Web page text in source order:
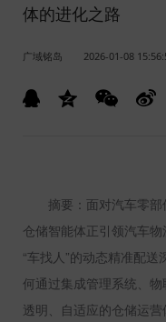
关于Geega
体的进化之路
广域铭岛 2026-01-08
摘要：面对汽车零部
仓储智能体正引领汽车物
“车找人”的动态精准配
何通过集成管理系统、物
透明、自适应的仓储运